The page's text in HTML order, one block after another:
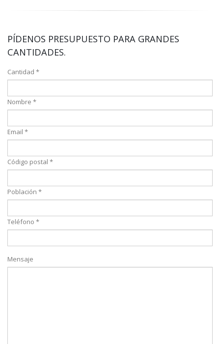
PÍDENOS PRESUPUESTO PARA GRANDES
CANTIDADES.
Cantidad *
Nombre *
Email *
Código postal *
Población *
Teléfono *
Mensaje